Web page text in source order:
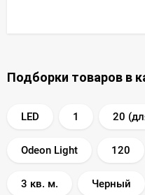
Подборки товаров в
LED 1 20
Odeon Light 120
3 кв. м. Черный